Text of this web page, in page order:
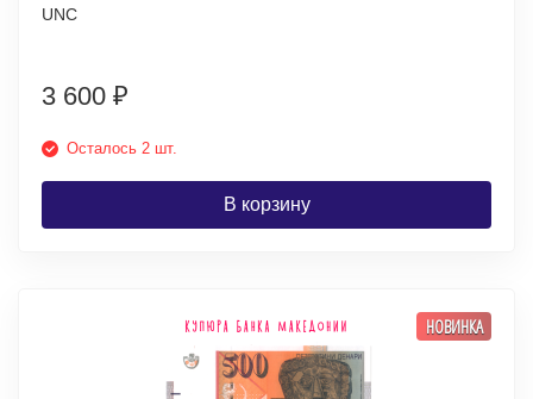
UNC
3 600 ₽
Осталось 2 шт.
В корзину
НОВИНКА